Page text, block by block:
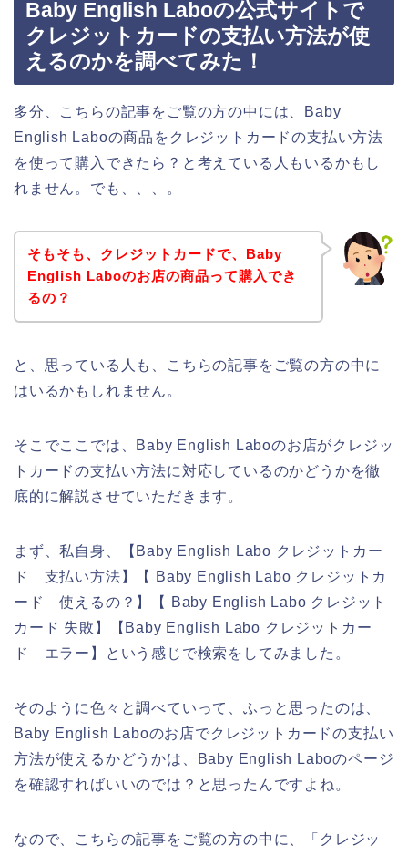
Baby English Laboの公式サイトで
クレジットカードの支払い方法が使
えるのかを調べてみた！
多分、こちらの記事をご覧の方の中には、Baby
English Laboの商品をクレジットカードの支払い方法
を使って購入できたら？と考えている人もいるかもし
れません。でも、、、。
そもそも、クレジットカードで、Baby
English Laboのお店の商品って購入でき
るの？
と、思っている人も、こちらの記事をご覧の方の中に
はいるかもしれません。
そこでここでは、Baby English Laboのお店がクレジッ
トカードの支払い方法に対応しているのかどうかを徹
底的に解説させていただきます。
まず、私自身、【Baby English Labo クレジットカー
ド 支払い方法】【 Baby English Labo クレジットカ
ード 使えるの？】【 Baby English Labo クレジット
カード 失敗】【Baby English Labo クレジットカー
ド エラー】という感じで検索をしてみました。
そのように色々と調べていって、ふっと思ったのは、
Baby English Laboのお店でクレジットカードの支払い
方法が使えるかどうかは、Baby English Laboのページ
を確認すればいいのでは？と思ったんですよね。
なので、こちらの記事をご覧の方の中に、「クレジッ